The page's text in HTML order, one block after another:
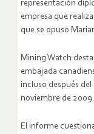
representación
empresa que
que se opuso
Mining Watch
embajada
incluso después
noviembre de 2009.
El informe